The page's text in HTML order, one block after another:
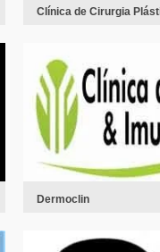
Clínica de Cirurgia
Dermoclin